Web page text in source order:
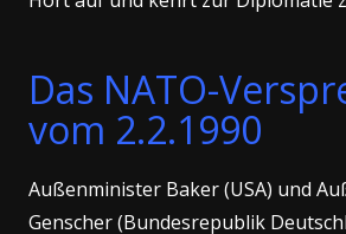
Das NATO-
vom 2.2.1990
Außenminister Baker (USA) und
Genscher (Bundesrepublik